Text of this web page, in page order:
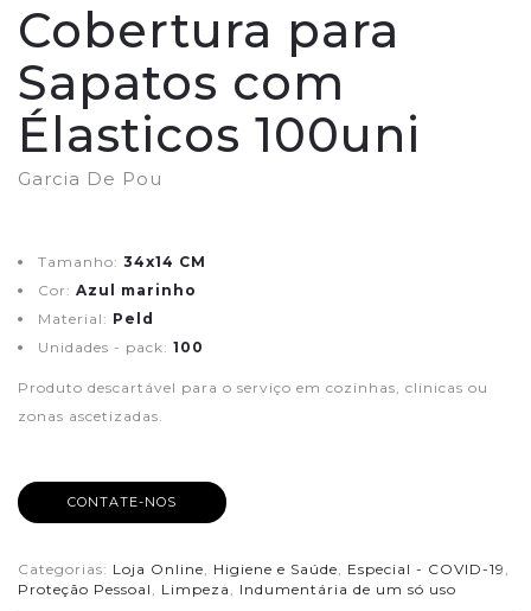
Cobertura para
Sapatos com
Élasticos 100uni
Garcia De Pou
Tamanho: 34x14 CM
Cor: Azul marinho
Material: Peld
Unidades - pack: 100
Produto descartável para o serviço em cozinhas, clinicas ou
zonas ascetizadas.
CONTATE-NOS
Categorias: Loja Online, Higiene e Saúde, Especial - COVID-19 ,
Proteção Pessoal , Limpeza , Indumentária de um só uso